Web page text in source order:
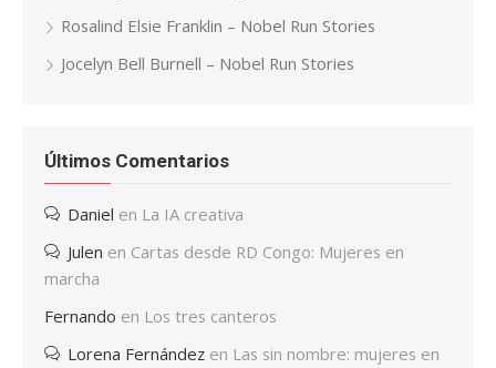
Rosalind Elsie Franklin – Nobel Run Stories
Jocelyn Bell Burnell – Nobel Run Stories
Últimos Comentarios
Daniel en La IA creativa
Julen en Cartas desde RD Congo: Mujeres en
marcha
Fernando en Los tres canteros
Lorena Fernández en Las sin nombre: mujeres en